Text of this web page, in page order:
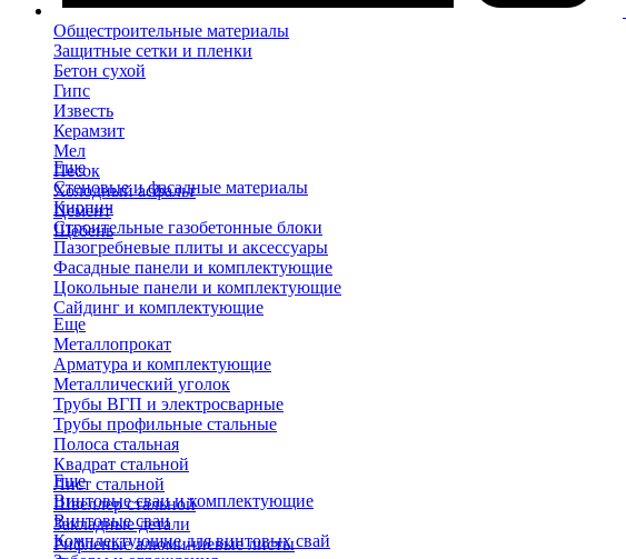
Общестроительные материалы
Защитные сетки и пленки
Бетон сухой
Гипс
Известь
Керамзит
Мел
Песок
Холодный асфальт
Цемент
Щебень
Еще
Стеновые и фасадные материалы
Кирпич
Строительные газобетонные блоки
Пазогребневые плиты и аксессуары
Фасадные панели и комплектующие
Цокольные панели и комплектующие
Сайдинг и комплектующие
Еще
Металлопрокат
Арматура и комплектующие
Металлический уголок
Трубы ВГП и электросварные
Трубы профильные стальные
Полоса стальная
Квадрат стальной
Лист стальной
Швеллер стальной
Закладные детали
Рифленые алюминиевые листы
Еще
Винтовые сваи и комплектующие
Винтовые сваи
Комплектующие для винтовых свай